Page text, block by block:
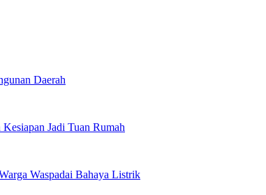
Daerah
Jadi Tuan Rumah
Waspadai Bahaya Listrik